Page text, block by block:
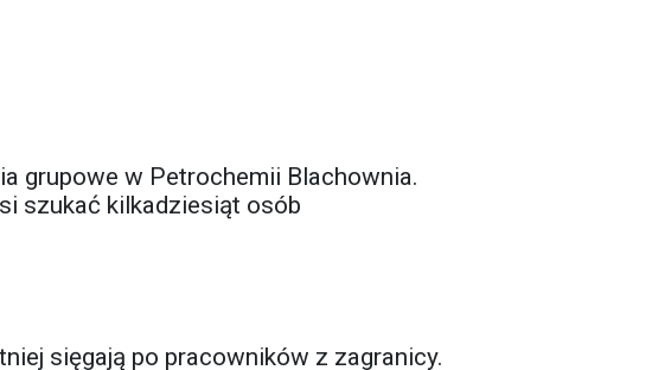
grupowe w Petrochemii Blachownia.
szukać kilkadziesiąt osób
sięgają po pracowników z zagranicy.